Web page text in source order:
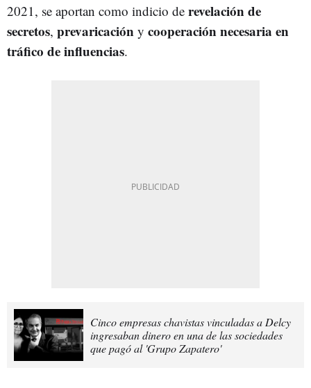
2021, se aportan como indicio de revelación de
secretos, prevaricación y cooperación necesaria en
tráfico de influencias.
Cinco empresas chavistas vinculadas a Delcy
ingresaban dinero en una de las sociedades
que pagó al 'Grupo Zapatero'